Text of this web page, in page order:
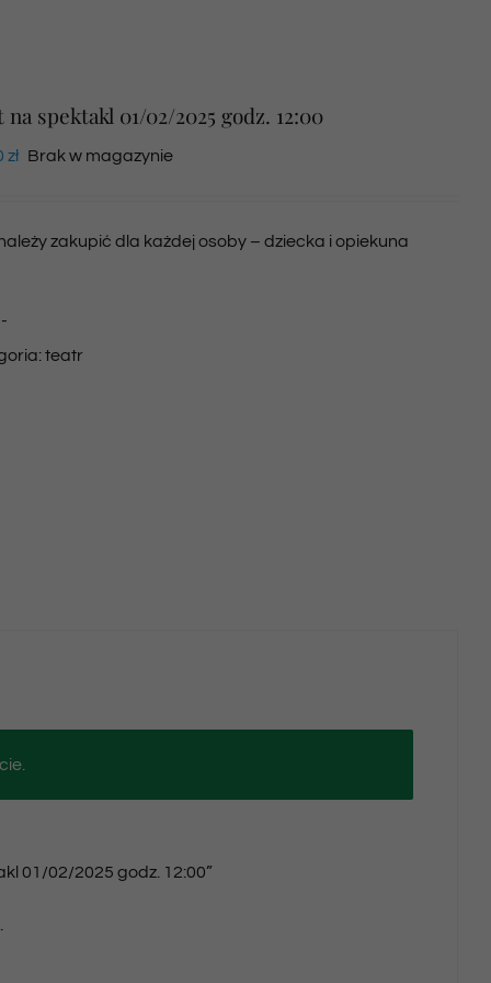
na spektakl 01/02/2025 godz. 12:00
zł Brak w magazynie
zakupić dla każdej osoby – dziecka i opiekuna
-
teatr
01/02/2025 godz. 12:00”